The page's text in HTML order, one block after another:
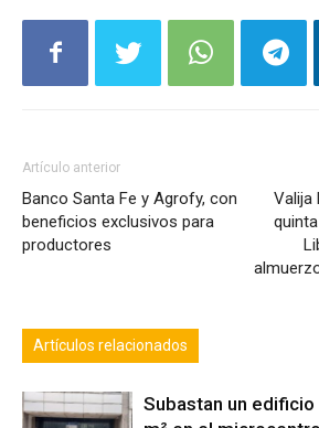
Artículo anterior
Banco Santa Fe y Agrofy, con
beneficios exclusivos para
productores
Valija
Artículos relacionados
Subastan un